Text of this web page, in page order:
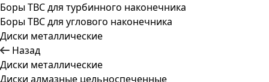
Боры ТВС для турбинного наконечника
Боры ТВС для углового наконечника
Диски металлические
Назад
Диски металлические
Диски алмазные цельноспеченные